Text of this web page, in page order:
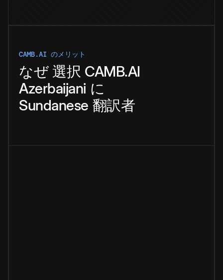
CAMB.AI のメリット
なぜ 選択 CAMB.AI
Azerbaijani に
Sundanese 翻訳者